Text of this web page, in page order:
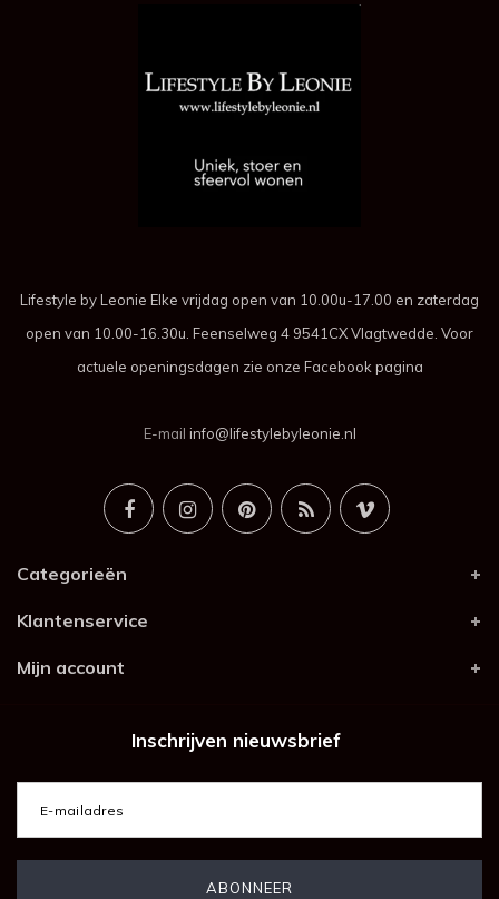
Lifestyle by Leonie Elke vrijdag open van 10.00u-17.00 en zaterdag
open van 10.00-16.30u. Feenselweg 4 9541CX Vlagtwedde. Voor
actuele openingsdagen zie onze Facebook pagina
E-mail info@lifestylebyleonie.nl
Categorieën
Klantenservice
Mijn account
Inschrijven nieuwsbrief